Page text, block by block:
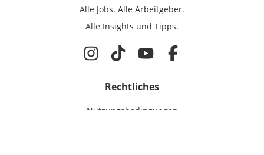
Alle Jobs. Alle Arbeitgeber.
Alle Insights und Tipps.
Rechtliches
Nutzungsbedingungen